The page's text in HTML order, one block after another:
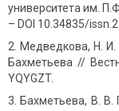
университета им.
– DOI 10.34835/
Медведкова, Н.
Бахметьева //
YQYGZT.
Бахметьева, В.